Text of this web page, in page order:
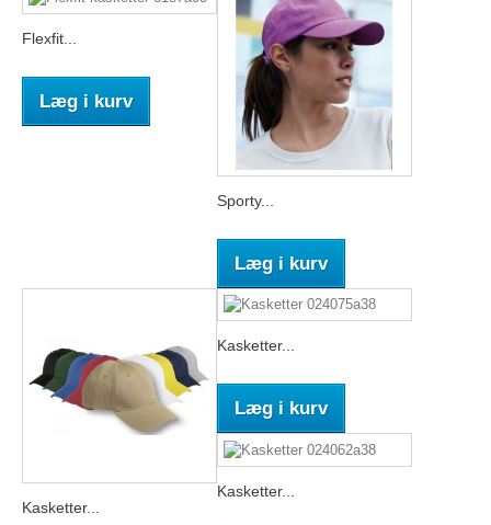
Flexfit...
Læg i kurv
Sporty...
Læg i kurv
Kasketter...
Kasketter...
Læg i kurv
Kasketter...